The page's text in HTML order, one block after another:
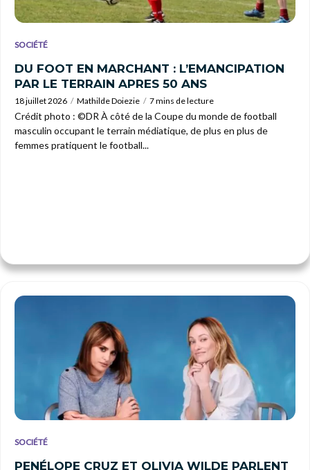
SOCIÉTÉ
DU FOOT EN MARCHANT : L’EMANCIPATION
PAR LE TERRAIN APRES 50 ANS
18 juillet 2026 Mathilde Doiezie 7 mins de lecture
Crédit photo : ©DR À côté de la Coupe du monde de football
masculin occupant le terrain médiatique, de plus en plus de
femmes pratiquent le football...
SOCIÉTÉ
PENÉLOPE CRUZ ET OLIVIA WILDE PARLENT